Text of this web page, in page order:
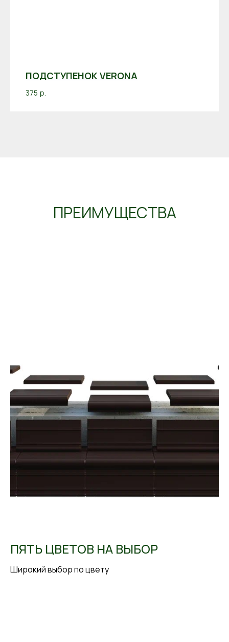
ПОДСТУПЕНОК VERONA
375 р.
ПРЕИМУЩЕСТВА
ПЯТЬ ЦВЕТОВ НА ВЫБОР
Широкий выбор по цвету